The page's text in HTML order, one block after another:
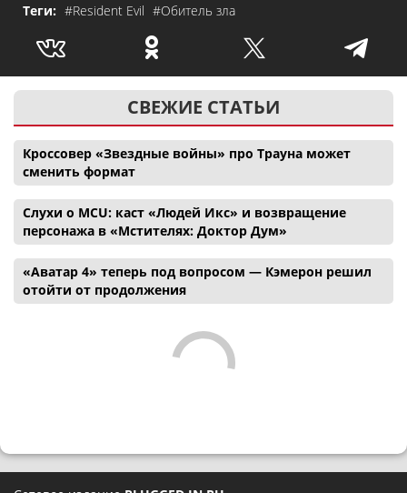
Теги: #Resident Evil #Обитель зла
СВЕЖИЕ СТАТЬИ
Кроссовер «Звездные войны» про Трауна может
сменить формат
Слухи о MCU: каст «Людей Икс» и возвращение
персонажа в «Мстителях: Доктор Дум»
«Аватар 4» теперь под вопросом — Кэмерон решил
отойти от продолжения